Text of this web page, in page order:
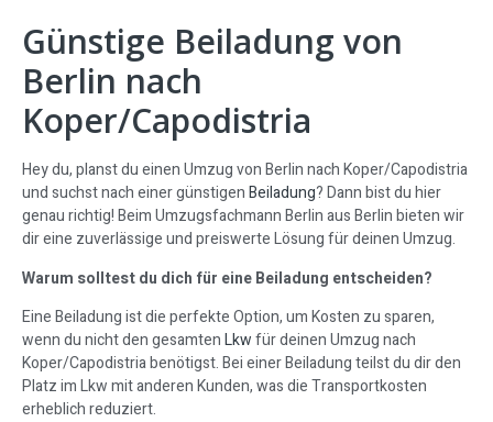
Günstige Beiladung von
Berlin nach
Koper/Capodistria
Hey du, planst du einen Umzug von Berlin nach Koper/Capodistria
und suchst nach einer günstigenBeiladung? Dann bist du hier
genau richtig! Beim Umzugsfachmann Berlin aus Berlin bieten wir
dir eine zuverlässige und preiswerte Lösung für deinen Umzug.
Warum solltest du dich für eine Beiladung entscheiden?
Eine Beiladung ist die perfekte Option, um Kosten zu sparen,
wenn du nicht den gesamtenLkwfür deinen Umzug nach
Koper/Capodistria benötigst. Bei einer Beiladung teilst du dir den
Platz im Lkw mit anderen Kunden, was die Transportkosten
erheblich reduziert.